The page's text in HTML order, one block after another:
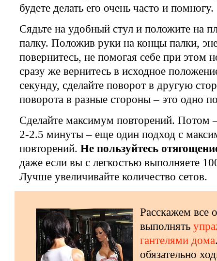
будете делать его очень часто и помногу.
Сядьте на удобный стул и положите на
палку. Положив руки на концы палки,
повернитесь, не помогая себе при этом
сразу же вернитесь в исходное
секунду, сделайте поворот в другую
поворота в разные стороны – это одно
Сделайте максимум повторений. Потом
2-2.5 минуты – еще один подход с
повторений. Не пользуйтесь
даже если вы с легкостью выполняете
Лучше увеличивайте количество сетов.
Расскажем все
выполнять
гантелями дома
обязательно